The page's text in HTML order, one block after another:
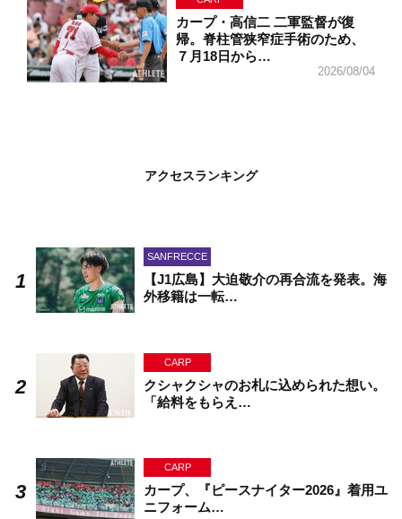
カープ・高信二 二軍監督が復
帰。脊柱管狭窄症手術のため、
７月18日から…
2026/08/04
アクセスランキング
SANFRECCE
【J1広島】大迫敬介の再合流を発表。海
外移籍は一転…
CARP
クシャクシャのお札に込められた想い。
「給料をもらえ…
CARP
カープ、『ピースナイター2026』着用ユ
ニフォーム…